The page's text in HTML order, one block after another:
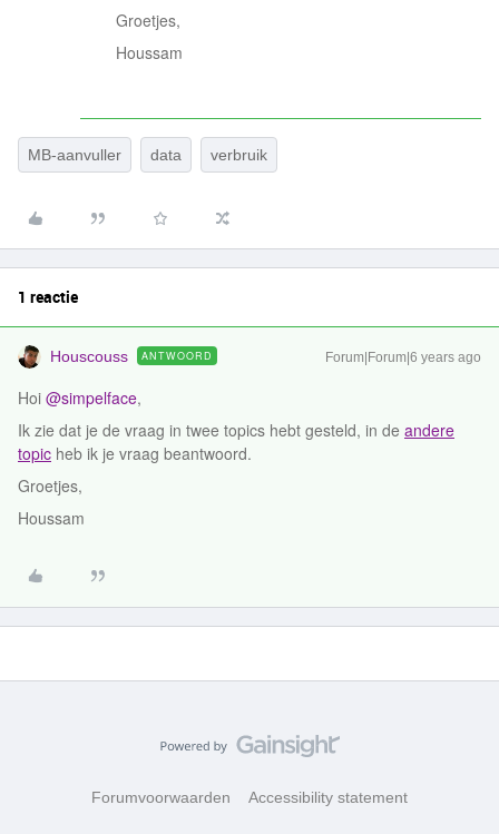
Groetjes,
Houssam
MB-aanvuller data verbruik
1 reactie
Houscouss ANTWOORD Forum|Forum|6 years ago
Hoi @simpelface,
Ik zie dat je de vraag in twee topics hebt gesteld, in de andere
topic heb ik je vraag beantwoord.
Groetjes,
Houssam
Forumvoorwaarden Accessibility statement